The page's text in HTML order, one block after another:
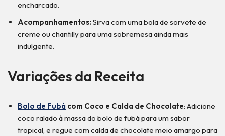
encharcado.
Acompanhamentos: Sirva com uma bola de sorvete de
creme ou chantilly para uma sobremesa ainda mais
indulgente.
Variações da Receita
Bolo de Fubá com Coco e Calda de Chocolate: Adicione
coco ralado à massa do bolo de fubá para um sabor
tropical, e regue com calda de chocolate meio amargo para